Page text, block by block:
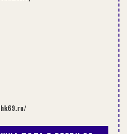
специалисты по
так сказать, полезные
необходимо
сухой материал
эксплуатации его